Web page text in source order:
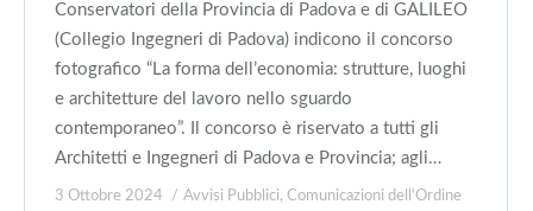
Conservatori della Provincia di Padova e di GALILEO
(Collegio Ingegneri di Padova) indicono il concorso
fotografico “La forma dell’economia: strutture, luoghi
e architetture del lavoro nello sguardo
contemporaneo”. Il concorso è riservato a tutti gli
Architetti e Ingegneri di Padova e Provincia; agli…
3 Ottobre 2024 Avvisi Pubblici, Comunicazioni dell'Ordine